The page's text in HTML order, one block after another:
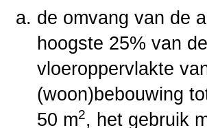
de omvang van de
hoogste 25% van
vloeroppervlakte
(woon)bebouwing
50 m2, het gebruik